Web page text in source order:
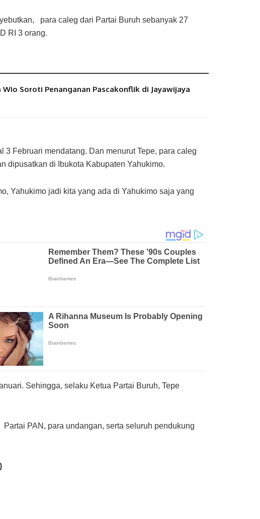
para caleg dari Partai Buruh sebanyak 27
RI 3 orang.
Wio Soroti Penanganan Pascakonflik di Jayawijaya
Februari mendatang. Dan menurut Tepe, para caleg
dipusatkan di Ibukota Kabupaten Yahukimo.
Yahukimo jadi kita yang ada di Yahukimo saja yang
Sehingga, selaku Ketua Partai Buruh, Tepe
PAN, para undangan, serta seluruh pendukung